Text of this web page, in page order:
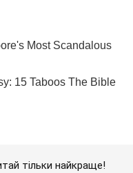
тільки найкраще!